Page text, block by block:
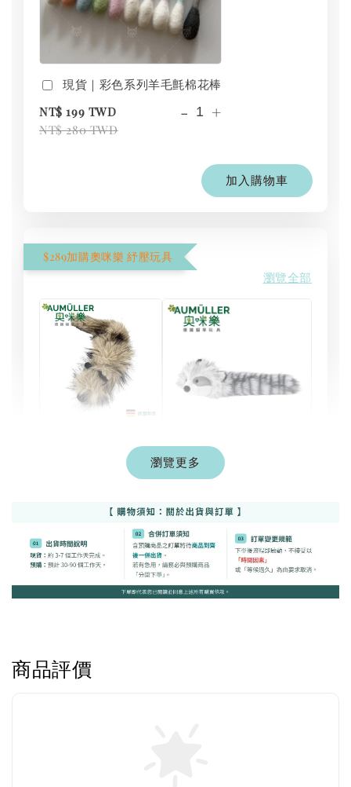
現貨｜彩色系列羊毛氈棉花棒
NT$ 199 TWD
NT$ 280 TWD
- +
加入購物車
$289加購奧咪樂 紓壓玩具
瀏覽全部
Aumüller 奧咪樂
｜貓草纈草根玩具
NT$ 289 TWD
NT$ 300 TWD
+
德國 Aumüller 奧咪樂
天蓼+纈草根 三效貓草
玩具
NT$ 289 TWD
NT$ 300 TWD
- +
瀏覽更多
商品評價